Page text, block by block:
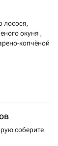
лосося,
окуня ,
копчёной
соберите